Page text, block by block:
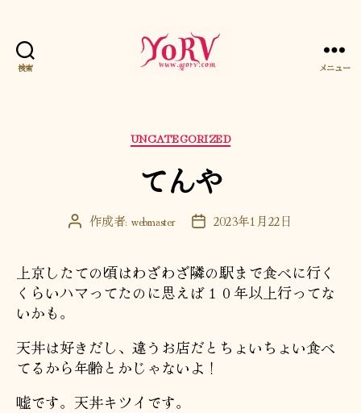
検索 メニュー
カ
テ
ゴ
リ
UNCATEGORIZED
てんや
投 作成者: webmaster
投 2023年1月22日
上京したての頃はわざわざ隣の駅まで食べに行く
くらいハマってたのに思えば１０年以上行ってな
いかも。
天丼は好きだし、違うお店だとちょいちょい食べ
てるから年齢とかじゃないよ！
嘘です。天丼キツイです。